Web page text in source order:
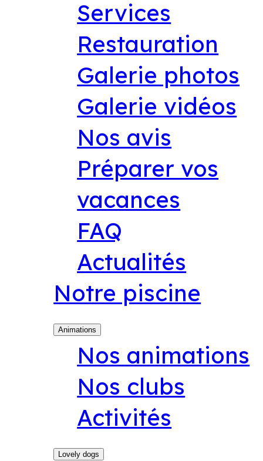
Services
Restauration
Galerie photos
Galerie vidéos
Nos avis
Préparer vos
vacances
FAQ
Actualités
Notre piscine
Animations
Nos animations
Nos clubs
Activités
Lovely dogs